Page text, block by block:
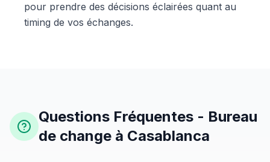
pour prendre des décisions éclairées quant au
timing de vos échanges.
Questions Fréquentes - Bureau
de change à Casablanca